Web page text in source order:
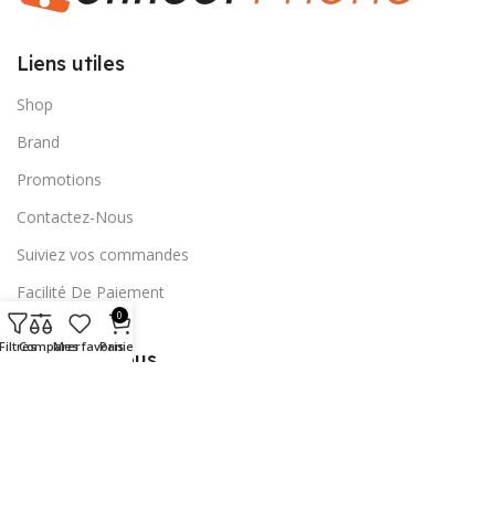
Liens utiles
Shop
Brand
Promotions
Contactez-Nous
Suiviez vos commandes
Facilité De Paiement
Abonnez-vous
FiltresComparerMes favoris
0
Panier